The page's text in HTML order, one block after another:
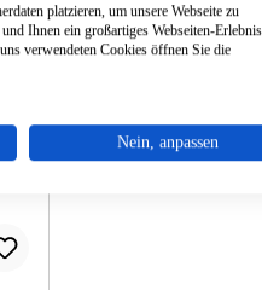
platzieren, um unsere Webseite zu
Ihnen ein großartiges Webseiten-
verwendeten Cookies öffnen Sie die
Nein, anpassen